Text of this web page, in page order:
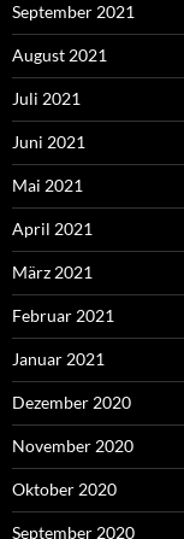
September 2021
August 2021
Juli 2021
Juni 2021
Mai 2021
April 2021
März 2021
Februar 2021
Januar 2021
Dezember 2020
November 2020
Oktober 2020
September 2020